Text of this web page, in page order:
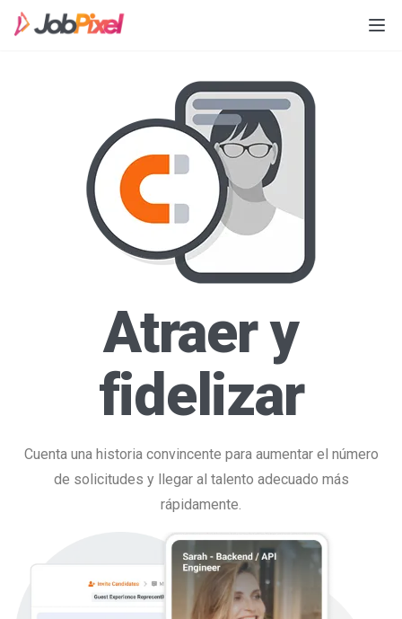
Atraer y
fidelizar
Cuenta una historia convincente para aumentar el número
de solicitudes y llegar al talento adecuado más
rápidamente.